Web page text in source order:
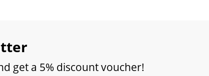
get a 5% discount voucher!